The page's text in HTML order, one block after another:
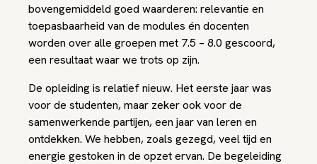
bovengemiddeld goed waarderen: relevantie en
toepasbaarheid van de modules én docenten
worden over alle groepen met 7.5 – 8.0 gescoord,
een resultaat waar we trots op zijn.
De opleiding is relatief nieuw. Het eerste jaar was
voor de studenten, maar zeker ook voor de
samenwerkende partijen, een jaar van leren en
ontdekken. We hebben, zoals gezegd, veel tijd en
energie gestoken in de opzet ervan. De begeleiding